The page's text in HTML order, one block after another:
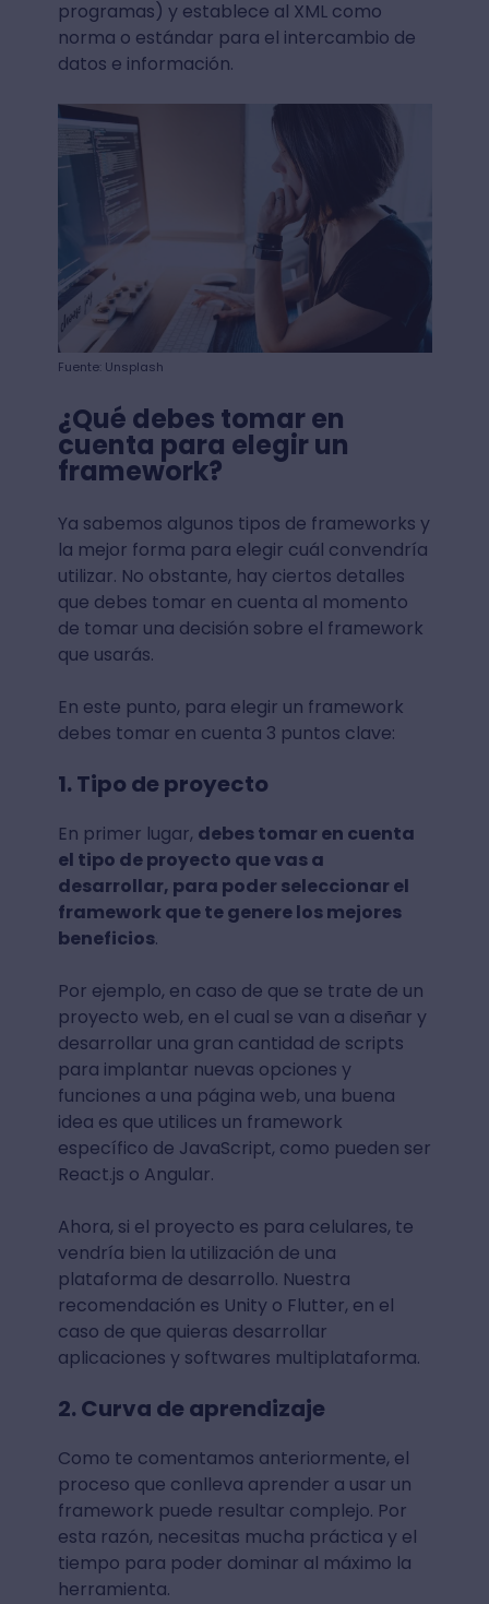
programas) y establece al XML como
norma o estándar para el intercambio de
datos e información.
Fuente: Unsplash
¿Qué debes tomar en
cuenta para elegir un
framework?
Ya sabemos algunos tipos de frameworks y
la mejor forma para elegir cuál convendría
utilizar. No obstante, hay ciertos detalles
que debes tomar en cuenta al momento
de tomar una decisión sobre el framework
que usarás.
En este punto, para elegir un framework
debes tomar en cuenta 3 puntos clave:
1. Tipo de proyecto
En primer lugar, debes tomar en cuenta
el tipo de proyecto que vas a
desarrollar, para poder seleccionar el
framework que te genere los mejores
beneficios.
Por ejemplo, en caso de que se trate de un
proyecto web, en el cual se van a diseñar y
desarrollar una gran cantidad de scripts
para implantar nuevas opciones y
funciones a una página web, una buena
idea es que utilices un framework
específico de JavaScript, como pueden ser
React.js o Angular.
Ahora, si el proyecto es para celulares, te
vendría bien la utilización de una
plataforma de desarrollo. Nuestra
recomendación es Unity o Flutter, en el
caso de que quieras desarrollar
aplicaciones y softwares multiplataforma.
2. Curva de aprendizaje
Como te comentamos anteriormente, el
proceso que conlleva aprender a usar un
framework puede resultar complejo. Por
esta razón, necesitas mucha práctica y el
tiempo para poder dominar al máximo la
herramienta.